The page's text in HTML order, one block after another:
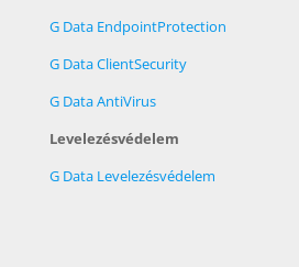
G Data EndpointProtection
G Data ClientSecurity
G Data AntiVirus
Levelezésvédelem
G Data Levelezésvédelem